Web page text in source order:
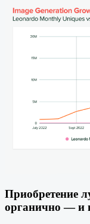
Приобретение
органично — и